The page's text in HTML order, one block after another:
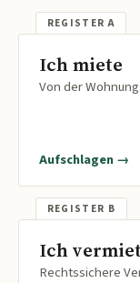
Ich miete
Von der
Aufschlagen →
Ich
Rechtssichere